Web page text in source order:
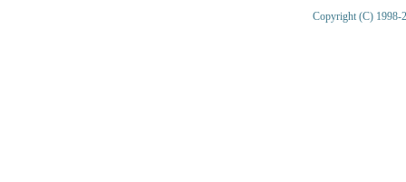
Copyright (C) 1998-